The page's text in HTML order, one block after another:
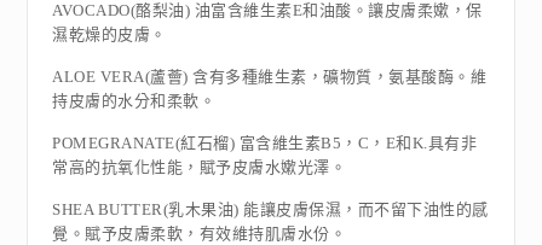
AVOCADO(酪梨油) 油富含維生素E和油酸。讓皮膚柔嫰，保
濕乾燥的皮膚。
ALOE VERA(蘆薈) 含有多種維生素，礦物質，氨基酸酶。維
持皮膚的水分和柔軟。
POMEGRANATE(紅石榴) 富含維生素B5，C，E和K.具有非
常高的抗氧化性能，賦予皮膚水嫰光澤。
SHEA BUTTER(乳木果油) 能讓皮膚保濕，而不留下油性的感
覺。賦予皮膚柔軟，有效維持肌膚水份。